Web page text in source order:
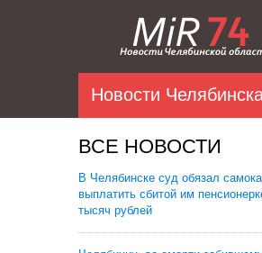
Новости
ВСЕ НОВОСТИ
В Челябинске суд обязал
выплатить сбитой им
тысяч рублей